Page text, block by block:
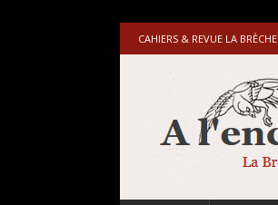
CAHIERS & REVUE LA BRÈCHE